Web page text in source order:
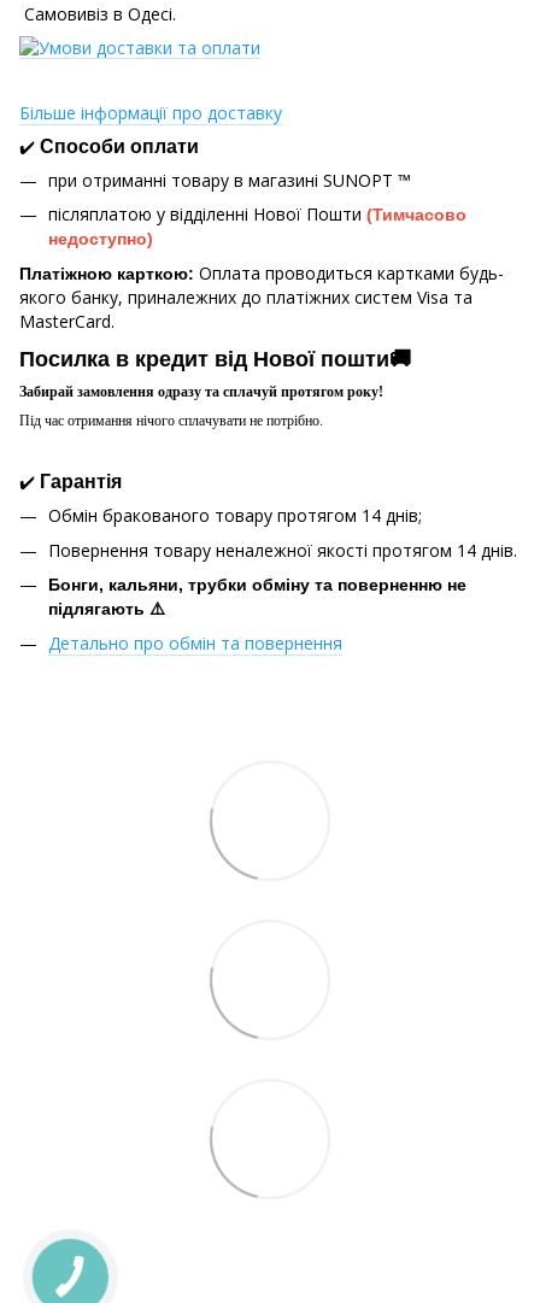
Самовивіз в Одесі.
Більше інформації про доставку
✔️ Способи оплати
при отриманні товару в магазині SUNOPT ™
післяплатою у відділенні Нової Пошти (Тимчасово
недоступно)
Платіжною карткою: Оплата проводиться картками будь-
якого банку, приналежних до платіжних систем Visa та
MasterCard.
Посилка в кредит від Нової пошти🚚
Забирай замовлення одразу та сплачуй протягом року!
Під час отримання нічого сплачувати не потрібно.
✔️ Гарантія
Обмін бракованого товару протягом 14 днів;
Повернення товару неналежної якості протягом 14 днів.
Бонги, кальяни, трубки обміну та поверненню не
підлягають ⚠️
Детально про обмін та повернення